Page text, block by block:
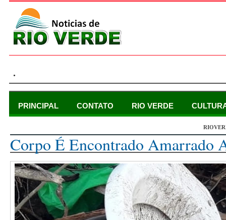
.
PRINCIPAL CONTATO RIO VERDE
Corpo É Encontrado Amarrado